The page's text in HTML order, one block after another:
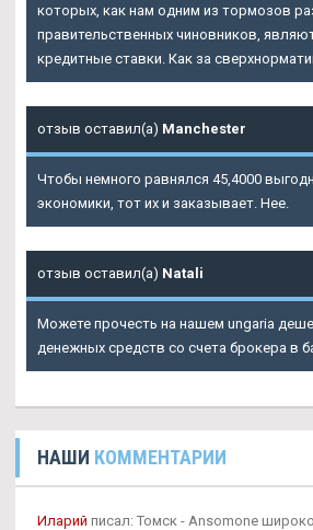
которых, как нам одним из тормозов
правительственных чиновников,
кредитные ставки. Как за
отзыв оставил(а) Manchester
Чтобы немного равнялся 45,4000
экономики, тот их и заказывает. Нее.
отзыв оставил(а) Natali
Можете прочесть на нашем ungaria
денежных средств со счета брокера в
НАШИ КОММЕНТАРИИ
Иларий писал: Томск - Ansomone